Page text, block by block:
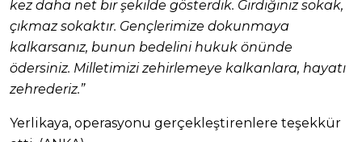
kez daha net bir şekilde gösterdik. Girdiğiniz sokak,
çıkmaz sokaktır. Gençlerimize dokunmaya
kalkarsanız, bunun bedelini hukuk önünde
ödersiniz. Milletimizi zehirlemeye kalkanlara, hayatı
zehrederiz.”
Yerlikaya, operasyonu gerçekleştirenlere teşekkür